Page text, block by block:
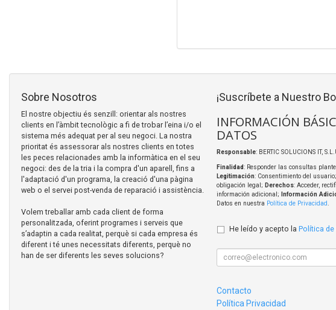
Sobre Nosotros
El nostre objectiu és senzill: orientar als nostres
clients en l’àmbit tecnològic a fi de trobar l’eina i/o el
sistema més adequat per al seu negoci. La nostra
prioritat és assessorar als nostres clients en totes
les peces relacionades amb la informàtica en el seu
negoci: des de la tria i la compra d'un aparell, fins a
l'adaptació d'un programa, la creació d'una pàgina
web o el servei post-venda de reparació i assistència.
Volem treballar amb cada client de forma
personalitzada, oferint programes i serveis que
s’adaptin a cada realitat, perquè si cada empresa és
diferent i té unes necessitats diferents, perquè no
han de ser diferents les seves solucions?
¡Suscríbete a Nuestro
INFORMACIÓN
DATOS
Responsable: BERTIC SOLUCIONS IT,
Finalidad: Responder las consultas
Legitimación: Consentimiento del usuario;
obligación legal; Derechos: Acceder,
información adicional;
Información
Datos en nuestra Política de Privacidad.
He leído y acepto la Política de
Contacto
Política Privacidad